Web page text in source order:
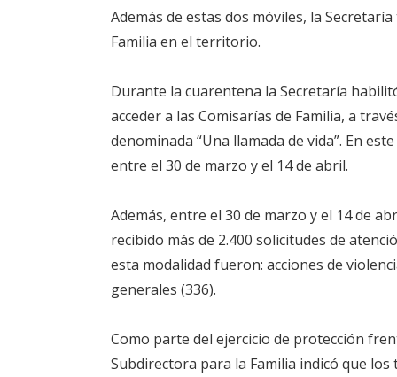
Además de estas dos móviles, la
Familia en el territorio.
Durante la cuarentena la Secretaría
acceder a las Comisarías de Familia, a
denominada “Una llamada de vida”. En
entre el 30 de marzo y el 14 de abril.
Además, entre el 30 de marzo y el 14 de
recibido más de 2.400 solicitudes de
esta modalidad fueron: acciones de
generales (336).
Como parte del ejercicio de protección
Subdirectora para la Familia indicó que